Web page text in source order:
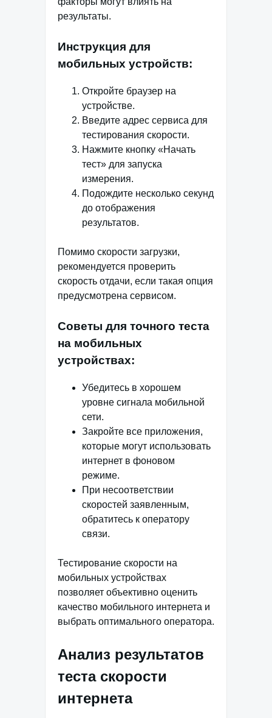
результаты.
Инструкция для
мобильных устройств:
Откройте браузер на
устройстве.
Введите адрес сервиса для
тестирования скорости.
Нажмите кнопку «Начать
тест» для запуска
измерения.
Подождите несколько секунд
до отображения
результатов.
Помимо скорости загрузки,
рекомендуется проверить
скорость отдачи, если такая опция
предусмотрена сервисом.
Советы для точного теста
на мобильных
устройствах:
Убедитесь в хорошем
уровне сигнала мобильной
сети.
Закройте все приложения,
которые могут использовать
интернет в фоновом
режиме.
При несоответствии
скоростей заявленным,
обратитесь к оператору
связи.
Тестирование скорости на
мобильных устройствах
позволяет объективно оценить
качество мобильного интернета и
выбрать оптимального оператора.
Анализ результатов
теста скорости
интернета